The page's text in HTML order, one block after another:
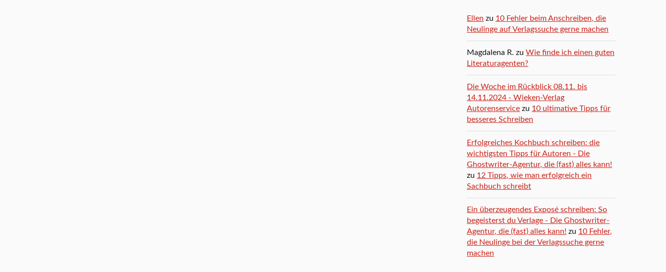
Ellen zu 10 Fehler beim Anschreiben, die
Neulinge auf Verlagssuche gerne machen
Magdalena R. zuWie finde ich einen guten
Literaturagenten?
Die Woche im Rückblick 08.11. bis
14.11.2024 - Wieken-Verlag
Autorenservice zu 10 ultimative Tipps für
besseres Schreiben
Erfolgreiches Kochbuch schreiben: die
wichtigsten Tipps für Autoren - Die
Ghostwriter-Agentur, die (fast) alles kann!
zu 12 Tipps, wie man erfolgreich ein
Sachbuch schreibt
Ein überzeugendes Exposé schreiben: So
begeisterst du Verlage - Die Ghostwriter-
Agentur, die (fast) alles kann! zu 10 Fehler,
die Neulinge bei der Verlagssuche gerne
machen